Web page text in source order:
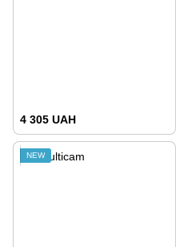
4 305 UAH
NEW